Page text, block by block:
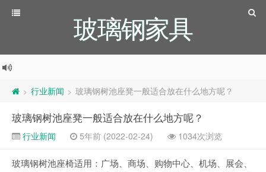
玻璃钢家具
> 行业新闻 > 玻璃钢树池座凳一般适合放在什么地方呢？
玻璃钢树池座凳一般适合放在什么地方呢？
行业新闻 5年前 (2022-02-24) 1034次浏览
玻璃钢树池座椅适用：广场、商场、购物中心、机场、展会、